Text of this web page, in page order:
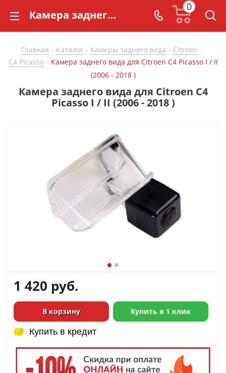
Камера заднего вида для Citroen C4 Picasso I / II (2006 - 2018 ) - купить в СarBaza
0
Главная - Каталог - Камеры заднего вида - Citroen -
C4 Picasso - Камера заднего вида для Citroen C4 Picasso I / II
(2006 - 2018 )
Камера заднего вида для Citroen C4
Picasso I / II (2006 - 2018 )
1 420 руб.
В корзину Купить в 1 клик
Купить в кредит
Купить в кредит